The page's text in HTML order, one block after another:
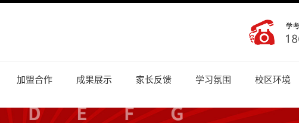
加盟合作 成果展示 家长反馈 学习氛围 校区环境